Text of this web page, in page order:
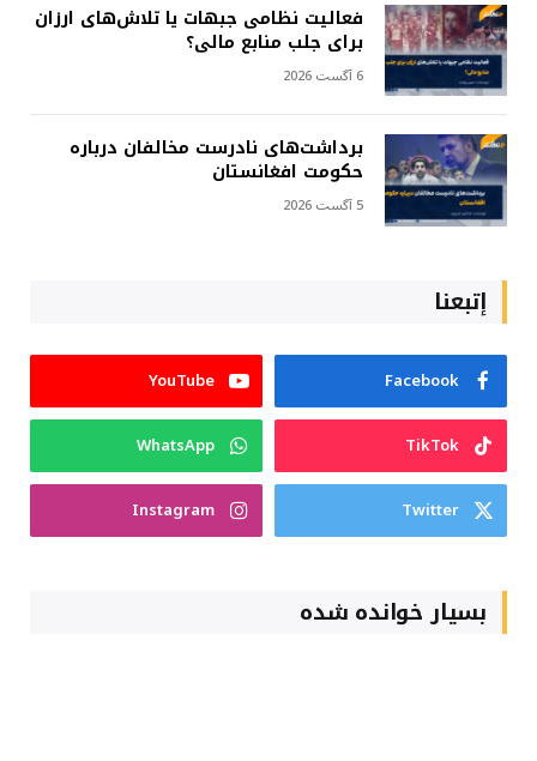
فعالیت نظامی جبهات یا تلاش‌های ارزان
برای جلب منابع مالی؟
6 آگست 2026
برداشت‌های نادرست مخالفان درباره
حکومت افغانستان
5 آگست 2026
إتبعنا
Facebook
YouTube
TikTok
WhatsApp
Twitter
Instagram
بسیار خوانده شده